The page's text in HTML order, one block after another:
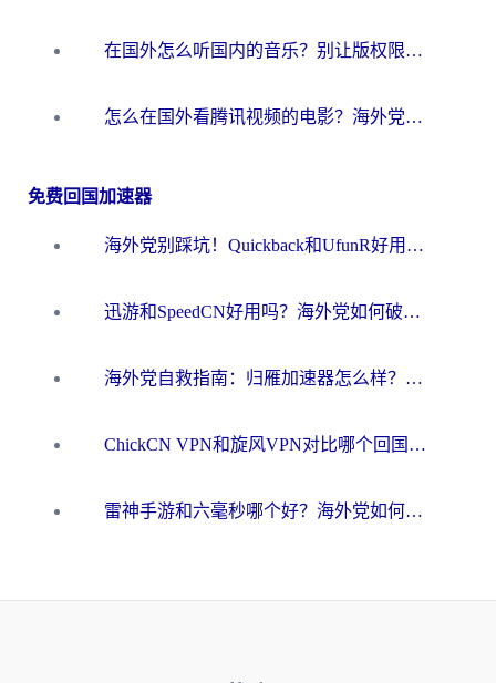
在国外怎么听国内的音乐？别让版权限制断了你的华语歌单
怎么在国外看腾讯视频的电影？海外党亲测有效的回国加速指南
免费回国加速器
海外党别踩坑！Quickback和UfunR好用吗？选对回国加速器才能无缝刷国内资源
迅游和SpeedCN好用吗？海外党如何破解那道看不见的墙
海外党自救指南：归雁加速器怎么样？教你避开坑实现国内资源无缝访问
ChickCN VPN和旋风VPN对比哪个回国效果更好？海外用户的选择困境与出路
雷神手游和六毫秒哪个好？海外党如何真正解锁国内资源